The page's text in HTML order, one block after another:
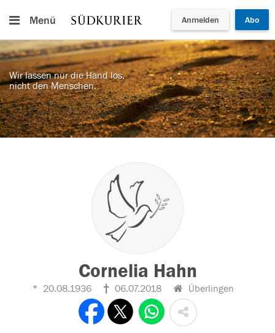
Menü Anmelden Abo
Wir lassen nur die Hand los,
nicht den Menschen.
Cornelia Hahn
20.08.1936 06.07.2018 Überlingen